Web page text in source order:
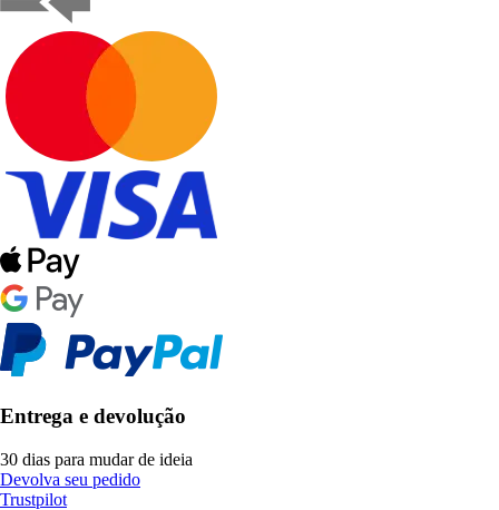
Entrega e devolução
30 dias para mudar de ideia
Devolva seu pedido
Trustpilot